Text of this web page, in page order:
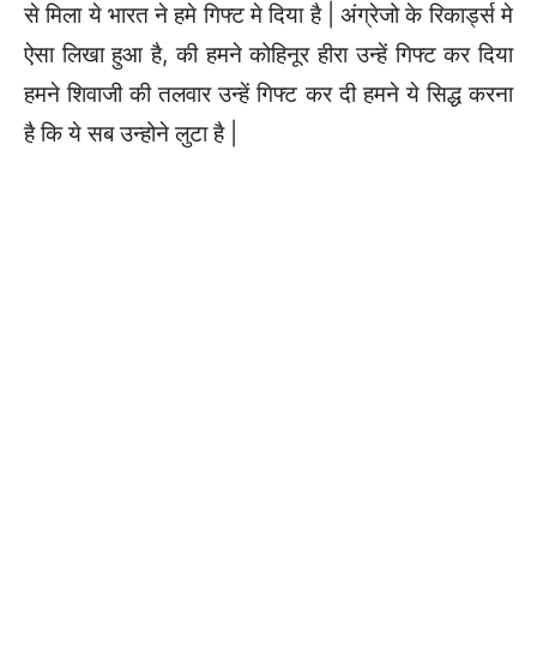
से मिला ये भारत ने हमे गिफ्ट मे दिया है | अंग्रेजो के रिकार्ड्स मे
ऐसा लिखा हुआ है, की हमने कोहिनूर हीरा उन्हें गिफ्ट कर दिया
हमने शिवाजी की तलवार उन्हें गिफ्ट कर दी हमने ये सिद्ध करना
है कि ये सब उन्होने लुटा है |